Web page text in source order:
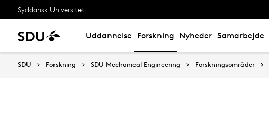
Syddansk Universitet
Uddannelse Forskning Nyheder Samarbejde
SDU Forskning SDU Mechanical Engineering Forskningsområder